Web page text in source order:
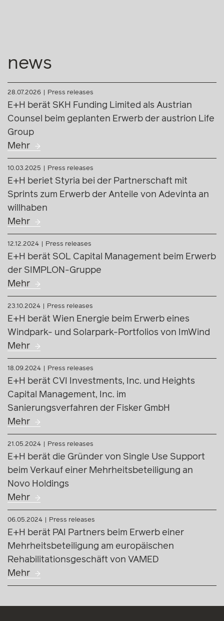
news
28.07.2026 Press releases
E+H berät SKH Funding Limited als Austrian
Counsel beim geplanten Erwerb der austrion Life
Group
Mehr
10.03.2025 Press releases
E+H beriet Styria bei der Partnerschaft mit
Sprints zum Erwerb der Anteile von Adevinta an
willhaben
Mehr
12.12.2024 Press releases
E+H berät SOL Capital Management beim Erwerb
der SIMPLON-Gruppe
Mehr
23.10.2024 Press releases
E+H berät Wien Energie beim Erwerb eines
Windpark- und Solarpark-Portfolios von ImWind
Mehr
18.09.2024 Press releases
E+H berät CVI Investments, Inc. und Heights
Capital Management, Inc. im
Sanierungsverfahren der Fisker GmbH
Mehr
21.05.2024 Press releases
E+H berät die Gründer von Single Use Support
beim Verkauf einer Mehrheitsbeteiligung an
Novo Holdings
Mehr
06.05.2024 Press releases
E+H berät PAI Partners beim Erwerb einer
Mehrheitsbeteiligung am europäischen
Rehabilitationsgeschäft von VAMED
Mehr